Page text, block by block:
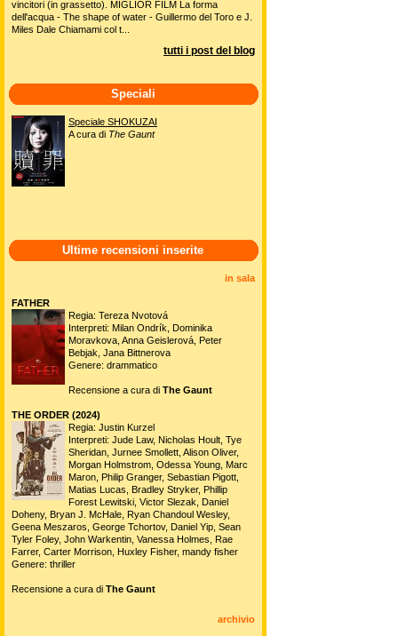
vincitori (in grassetto). MIGLIOR FILM La forma
dell'acqua - The shape of water - Guillermo del Toro e J.
Miles Dale Chiamami col t...
tutti i post del blog
Speciali
Speciale SHOKUZAI
A cura di The Gaunt
Ultime recensioni inserite
in sala
FATHER
Regia: Tereza Nvotová
Interpreti: Milan Ondrík, Dominika
Moravkova, Anna Geislerová, Peter
Bebjak, Jana Bittnerova
Genere: drammatico
Recensione a cura di The Gaunt
THE ORDER (2024)
Regia: Justin Kurzel
Interpreti: Jude Law, Nicholas Hoult, Tye
Sheridan, Jurnee Smollett, Alison Oliver,
Morgan Holmstrom, Odessa Young, Marc
Maron, Philip Granger, Sebastian Pigott,
Matias Lucas, Bradley Stryker, Phillip
Forest Lewitski, Victor Slezak, Daniel
Doheny, Bryan J. McHale, Ryan Chandoul Wesley,
Geena Meszaros, George Tchortov, Daniel Yip, Sean
Tyler Foley, John Warkentin, Vanessa Holmes, Rae
Farrer, Carter Morrison, Huxley Fisher, mandy fisher
Genere: thriller
Recensione a cura di The Gaunt
archivio